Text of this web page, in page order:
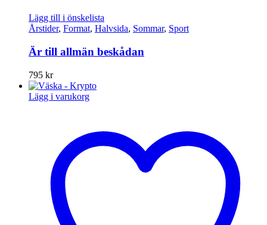
Lägg till i önskelista
Årstider, Format, Halvsida, Sommar, Sport
Är till allmän beskådan
795 kr
Lägg i varukorg